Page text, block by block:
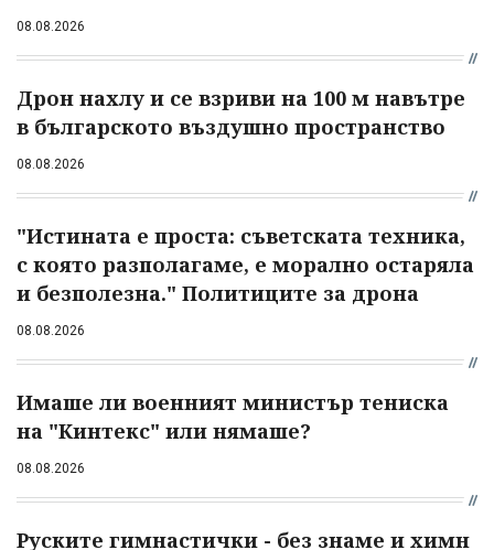
08.08.2026
Дрон нахлу и се взриви на 100 м навътре
в българското въздушно пространство
08.08.2026
"Истината е проста: съветската техника,
с която разполагаме, е морално остаряла
и безполезна." Политиците за дрона
08.08.2026
Имаше ли военният министър тениска
на "Кинтекс" или нямаше?
08.08.2026
Руските гимнастички - без знаме и химн